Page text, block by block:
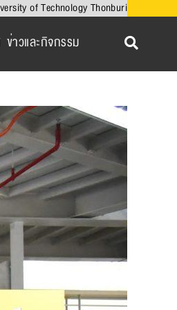
of Technology Thonburi
ข่าวและกิจกรรม